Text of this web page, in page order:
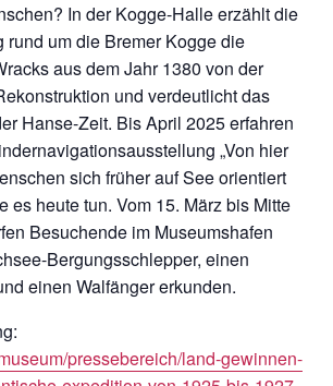
In der Kogge-Halle erzählt die
rund um die Bremer Kogge die
aus dem Jahr 1380 von der
und verdeutlicht das
Hanse-Zeit. Bis April 2025 erfahren
„Von hier
sich früher auf See orientiert
es heute tun. Vom 15. März bis Mitte
Besuchende im Museumshafen
Bergungsschlepper, einen
einen Walfänger erkunden.
pressebereich/land-gewinnen-